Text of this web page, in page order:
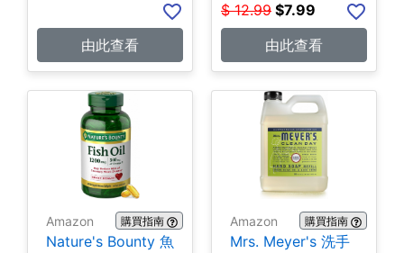
由此查看
$ 12.99 $7.99
由此查看
Amazon 購買指南
Nature's Bounty 魚
Amazon 購買指南
Mrs. Meyer's 洗手